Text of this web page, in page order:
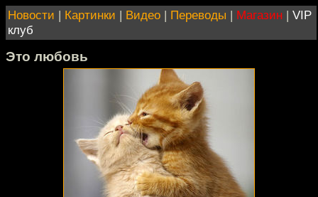
Новости | Картинки | Видео | Переводы | Магазин | VIP
клуб
Это любовь